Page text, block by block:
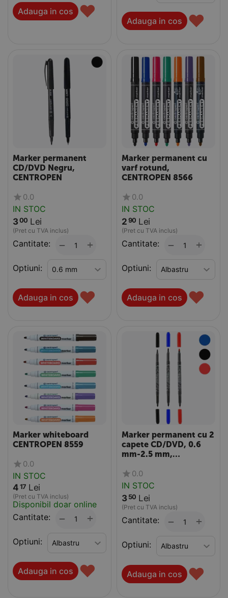
Adauga in cos ♥ Adauga in cos ♥
Marker permanent
CD/DVD Negru,
CENTROPEN
0.0
IN STOC
300 Lei
(Pret cu TVA inclus)
Cantitate: +
−
Optiuni:
Adauga in cos ♥
Marker permanent cu
varf rotund,
CENTROPEN 8566
0.0
IN STOC
2 90 Lei
(Pret cu TVA inclus)
Cantitate: +
−
Optiuni:
Adauga in cos ♥
Marker whiteboard
CENTROPEN 8559
0.0
IN STOC
4 17 Lei
(Pret cu TVA inclus)
Disponibil doar online
Cantitate:
+
−
Optiuni:
Adauga in cos ♥
Marker permanent cu 2
capete CD/DVD, 0.6
mm-2.5 mm,
0.0
IN STOC
3 50 Lei
(Pret cu TVA inclus)
Cantitate: +
−
Optiuni:
Adauga in cos ♥